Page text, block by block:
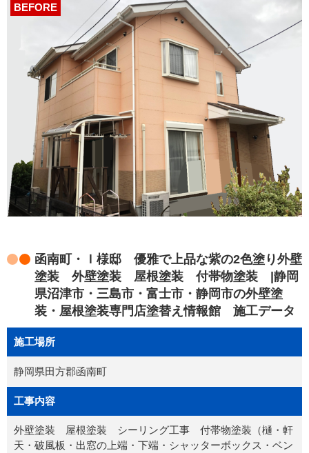
BEFORE
函南町・Ｉ様邸 優雅で上品な紫の2色塗り外壁
塗装 外壁塗装 屋根塗装 付帯物塗装 |静岡
県沼津市・三島市・富士市・静岡市の外壁塗
装・屋根塗装専門店塗替え情報館 施工データ
施工場所
静岡県田方郡函南町
工事内容
外壁塗装 屋根塗装 シーリング工事 付帯物塗装（樋・軒
天・破風板・出窓の上端・下端・シャッターボックス・ベン